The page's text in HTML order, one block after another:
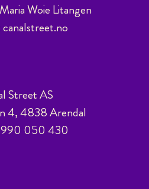
Woie Litangen
canalstreet.no
Street AS
4, 4838 Arendal
050 430